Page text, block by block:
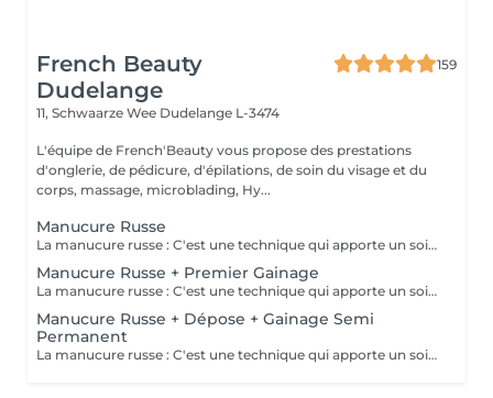
French Beauty
Dudelange
159
11, Schwaarze Wee Dudelange L-3474
L'équipe de French'Beauty vous propose des prestations
d'onglerie, de pédicure, d'épilations, de soin du visage et du
corps, massage, microblading, Hy...
Manucure Russe
La manucure russe : C'est une technique qui apporte un soin complet de l'ongle naturel et des cuticules. Grâce à la manucure russe l'ongle est entièrement nettoyé des peaux et cuticules collés, ce qui apporte un rendu net et durable.
Manucure Russe + Premier Gainage
La manucure russe : C'est une technique qui apporte un soin complet de l'ongle naturel et des cuticules. Grâce à la manucure russe le semi permanent est posé sous la cuticule ce qui permet une repousse invisible de 7 à 12 jours. Cette prestation comprend la manucure russe complète ainsi que la pose renforcée au semi permanent (aucune dépose ne sera faite)
Manucure Russe + Dépose + Gainage Semi
Permanent
La manucure russe : C'est une technique qui apporte un soin complet de l'ongle naturel et des cuticules. Grâce à la manucure russe le semi permanent est posé sous la cuticule ce qui permet une repousse invisible de 7 à 12 jours. Cette prestation comprend la dépose de votre ancienne couleur, la manucure russe complète ainsi que la pose d'un semi permanent renforcé